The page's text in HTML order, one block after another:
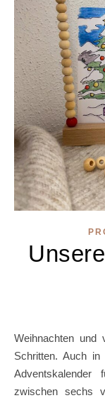
Weihnachten und vor allem die Adventszeit naht in großen
Schritten. Auch
zwischen sechs